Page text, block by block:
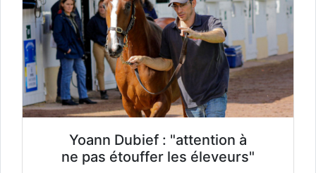
Yoann Dubief : "attention à
ne pas étouffer les éleveurs"